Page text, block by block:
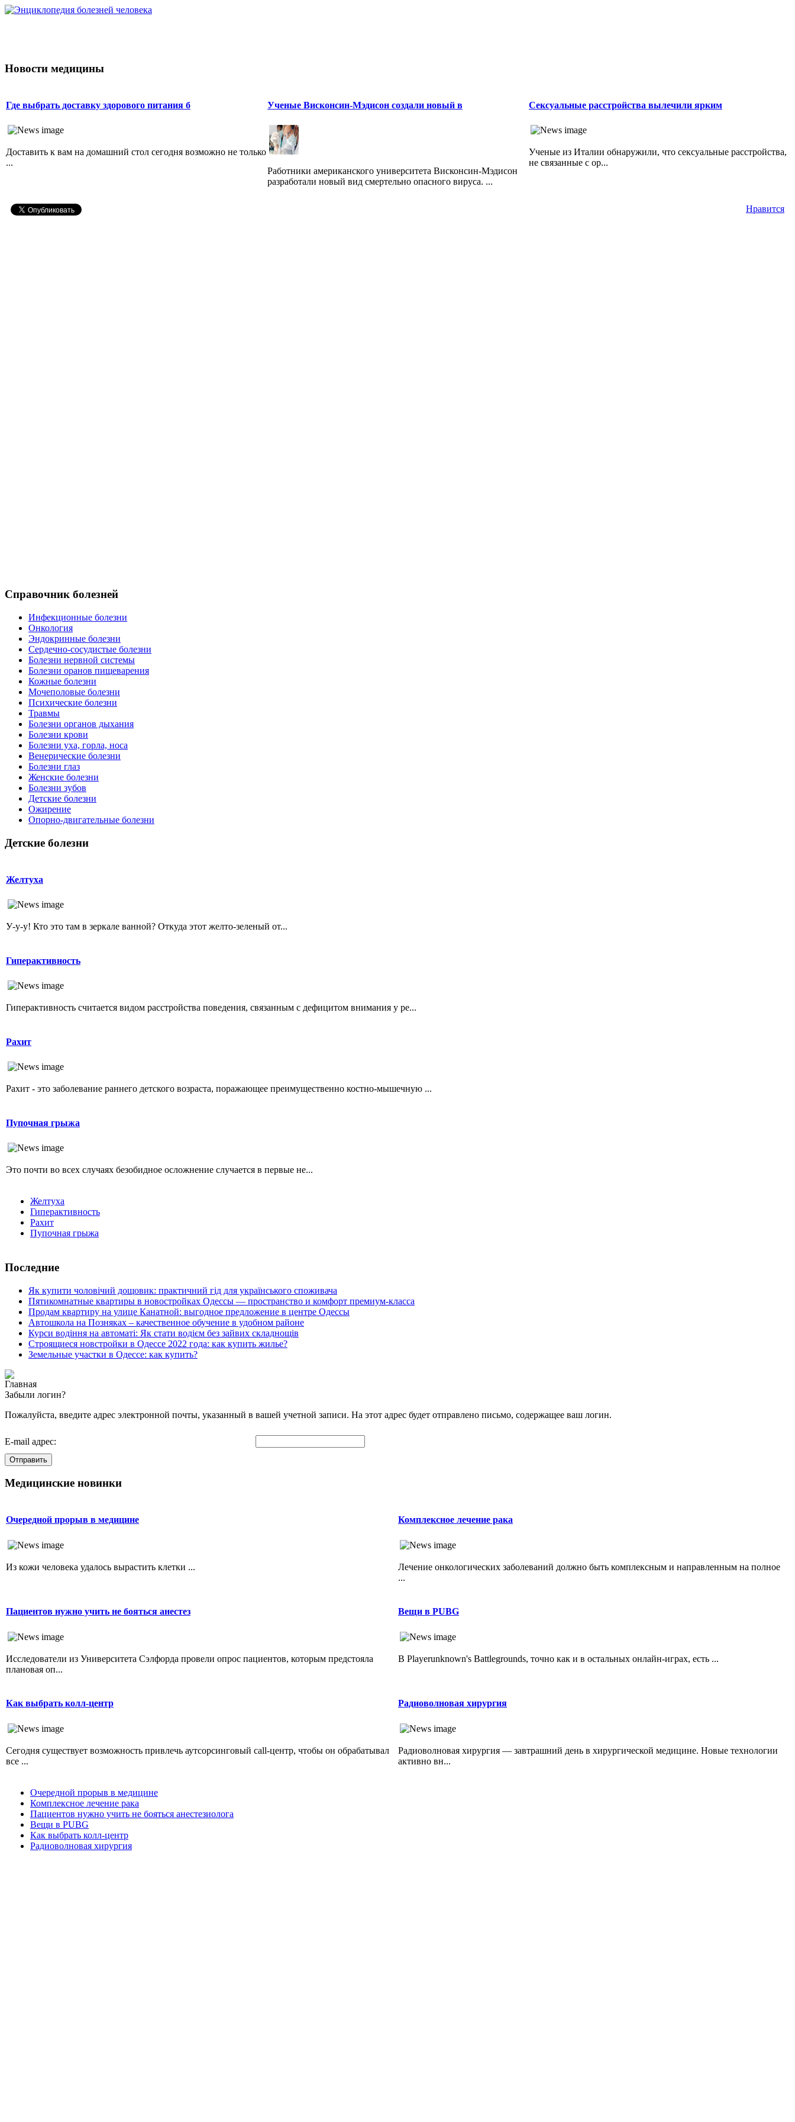
Новости медицины
Где выбрать доставку здорового питания б
Доставить к вам на домашний стол сегодня возможно не только
...
Ученые Висконсин-Мэдисон создали новый в
Работники американского университета Висконсин-Мэдисон
разработали новый вид смертельно опасного вируса. ...
Сексуальные расстройства вылечили ярким
Ученые из Италии обнаружили, что сексуальные расстройства,
не связанные с ор...
Нравится
Справочник болезней
Инфекционные болезни
Онкология
Эндокринные болезни
Сердечно-сосудистые болезни
Болезни нервной системы
Болезни оранов пищеварения
Кожные болезни
Мочеполовые болезни
Психические болезни
Травмы
Болезни органов дыхания
Болезни крови
Болезни уха, горла, носа
Венерические болезни
Болезни глаз
Женские болезни
Болезни зубов
Детские болезни
Ожирение
Опopно-двигательные болезни
Детские болезни
Желтуха
У-у-у! Кто это там в зеркале ванной? Откуда этот желто-зеленый от...
Гиперактивность
Гиперактивность считается видом расстройства поведения, связанным с дефицитом внимания у ре...
Рахит
Рахит - это заболевание раннего детского возраста, поражающее преимущественно костно-мышечную ...
Пупочная грыжа
Это почти во всех случаях безобидное осложнение случается в первые не...
Желтуха
Гиперактивность
Рахит
Пупочная грыжа
Последние
Як купити чоловічий дощовик: практичний гід для українського споживача
Пятикомнатные квартиры в новостройках Одессы — пространство и комфорт премиум-класса
Продам квартиру на улице Канатной: выгодное предложение в центре Одессы
Автошкола на Позняках – качественное обучение в удобном районе
Курси водіння на автоматі: Як стати водієм без зайвих складнощів
Строящиеся новстройки в Одессе 2022 года: как купить жилье?
Земельные участки в Одессе: как купить?
Главная
Забыли логин?
Пожалуйста, введите адрес электронной почты, указанный в вашей учетной записи. На этот адрес будет отправлено письмо, содержащее ваш логин.
E-mail адрес:
Отправить
Медицинские новинки
Очередной прорыв в медицине
Из кожи человека удалось вырастить клетки ...
Комплексное лечение рака
Лечение онкологических заболеваний должно быть комплексным и направленным на полное
...
Пациентов нужно учить не бояться анестез
Исследователи из Университета Сэлфорда провели опрос пациентов, которым предстояла
плановая оп...
Вещи в PUBG
В Playerunknown's Battlegrounds, точно как и в остальных онлайн-играх, есть ...
Как выбрать колл-центр
Сегодня существует возможность привлечь аутсорсинговый call-центр, чтобы он обрабатывал
все ...
Радиоволновая хирургия
Радиоволновая хирургия — завтрашний день в хирургической медицине. Новые технологии
активно вн...
Очередной прорыв в медицине
Комплексное лечение рака
Пациентов нужно учить не бояться анестезиолога
Вещи в PUBG
Как выбрать колл-центр
Радиоволновая хирургия